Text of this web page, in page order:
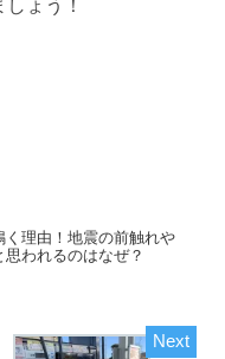
ょう！
く理由！地震の前触れや
われるのはなぜ？